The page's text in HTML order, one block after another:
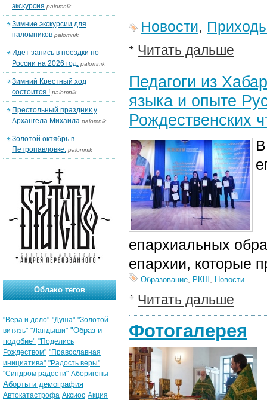
Новости,
Читать дальше
Педагоги из
языка и опыте
Рождественских
епархиальных
епархии, которые
Образование, РКШ , Новости
Читать дальше
Фотогалерея
экскурсия palomnik
Зимние экскурсии для
паломников palomnik
Идет запись в поездки по
России на 2026 год. palomnik
Зимний Крестный ход
состоится ! palomnik
Престольный праздник у
Архангела Михаила palomnik
Золотой октябрь в
Петропавловке. palomnik
Облако тегов
"Вера и дело" "Душа" "Золотой
витязь" "Ландыши" "Образ и
подобие" "Поделись
Рождеством" "Православная
инициатива" "Радость веры"
"Синдром радости" Аборигены
Аборты и демография
Автокатастрофа Аксиос Акция